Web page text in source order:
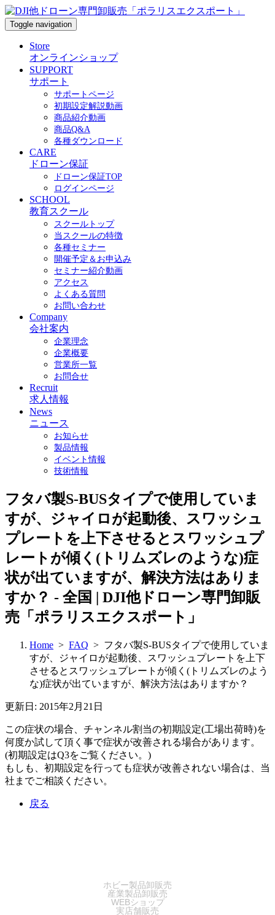
Toggle navigation
Store
オンラインショップ
SUPPORT
サポート
サポートページ
初期設定解説動画
商品紹介動画
商品Q&A
各種ダウンロード
CARE
ドローン保証
ドローン保証TOP
ログインページ
SCHOOL
教育スクール
スクールトップ
当スクールの特徴
各種セミナー
開催予定＆お申込み
セミナー紹介動画
アクセス
よくある質問
お問い合わせ
Company
会社案内
企業理念
企業概要
営業所一覧
お問合せ
Recruit
求人情報
News
ニュース
お知らせ
製品情報
イベント情報
技術情報
フタバ製S-BUSタイプで使用していま
すが、ジャイロが起動後、スワッシュ
プレートを上下させるとスワッシュプ
レートが傾く(トリムズレのような)症
状が出ていますが、解決方法はありま
すか？ - 全国 | DJI他ドローン専門卸販
売「ポラリスエクスポート」
Home > FAQ > フタバ製S-BUSタイプで使用していま
すが、ジャイロが起動後、スワッシュプレートを上下
させるとスワッシュプレートが傾く(トリムズレのよう
な)症状が出ていますが、解決方法はありますか？
更新日: 2015年2月21日
この症状の場合、チャンネル割当の初期設定(工場出荷時)を
何度か試して頂く事で症状が改善される場合があります。
(初期設定はQ3をご覧ください。)
もしも、初期設定を行っても症状が改善されない場合は、当
社までご相談ください。
戻る
ホビー製品卸販売
産業製品卸販売
WEBショップ
実店舗販売